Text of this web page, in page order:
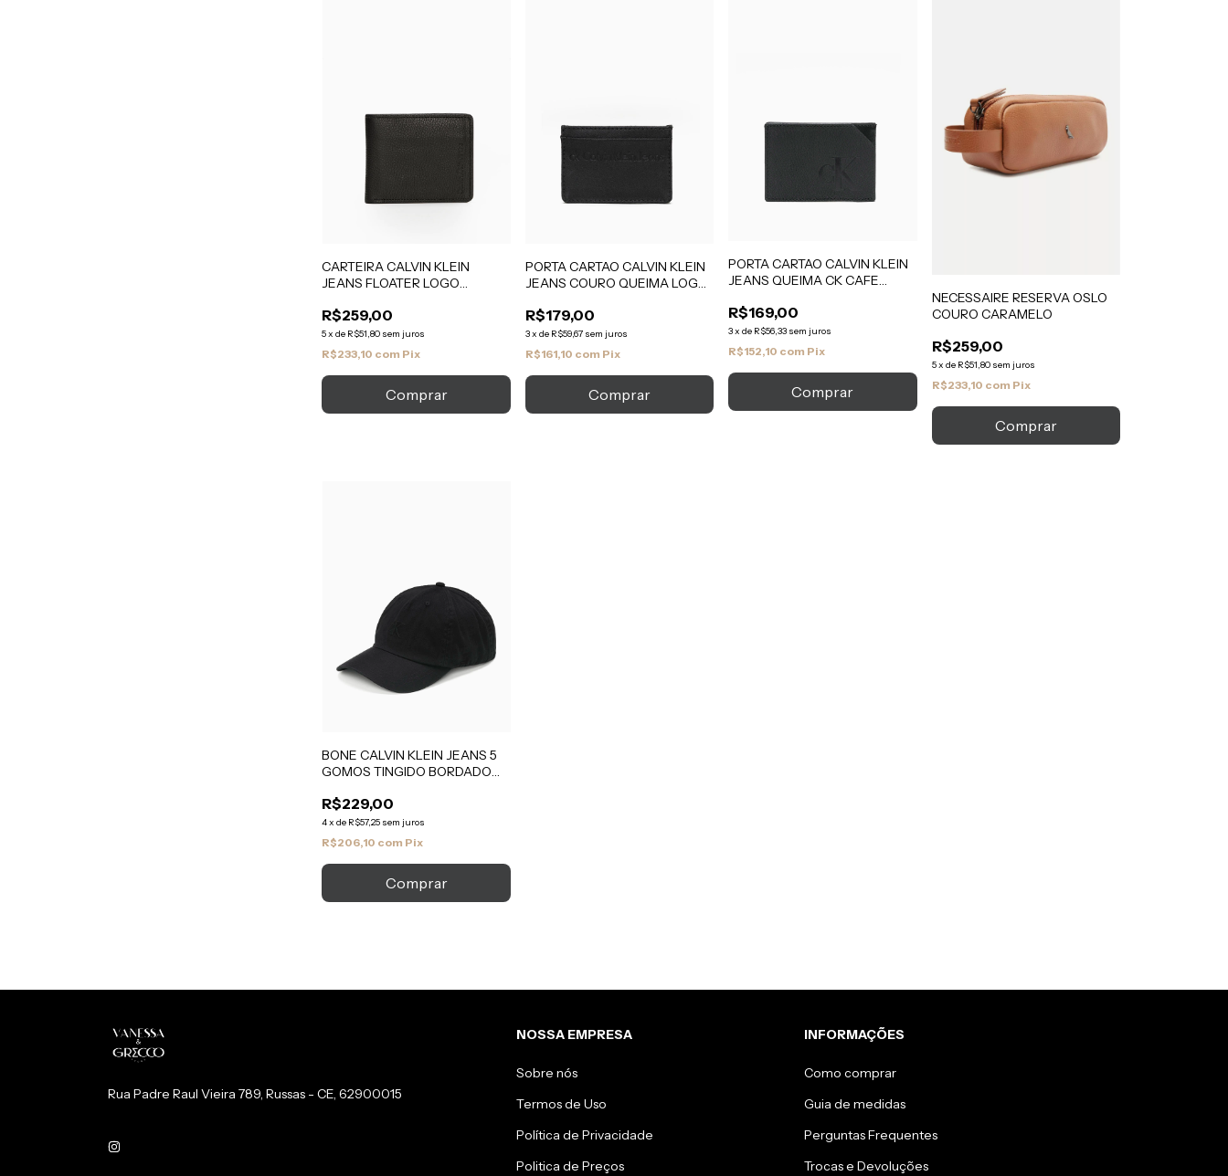
CARTEIRA CALVIN KLEIN
JEANS FLOATER LOGO
R$259,00
5xde R$51,80 sem juros
R$233,10 com Pix
PORTA CARTAO CALVIN KLEIN
JEANS COURO QUEIMA LOGO
R$179,00
3x de R$59,67 sem juros
R$161,10 com Pix
PORTA CARTAO CALVIN KLEIN
JEANS QUEIMA CK CAFE
R$169,00
3xde R$56,33 sem juros
R$152,10 com Pix
NECESSAIRE RESERVA OSLO
COURO CARAMELO
R$259,00
5x de R$51,80 sem juros
R$233,10 com Pix
BONE CALVIN KLEIN JEANS 5
GOMOS TINGIDO BORDADO
R$229,00
4xde R$57,25 sem juros
R$206,10 com Pix
Rua Padre Raul Vieira 789, Russas - CE, 62900015
NOSSA EMPRESA
Sobre nós
Termos de Uso
Política de Privacidade
Politica de Preços
INFORMAÇÕES
Como comprar
Guia de medidas
Perguntas Frequentes
Trocas e Devoluções